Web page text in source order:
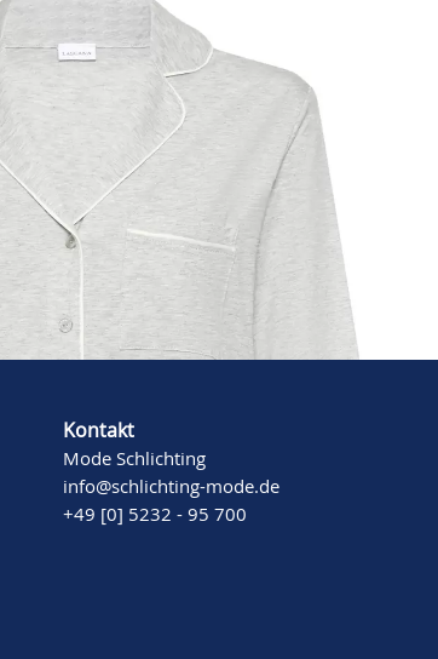
Kontakt
Mode Schlichting
info@schlichting-mode.de
+49 [0] 5232 - 95 700